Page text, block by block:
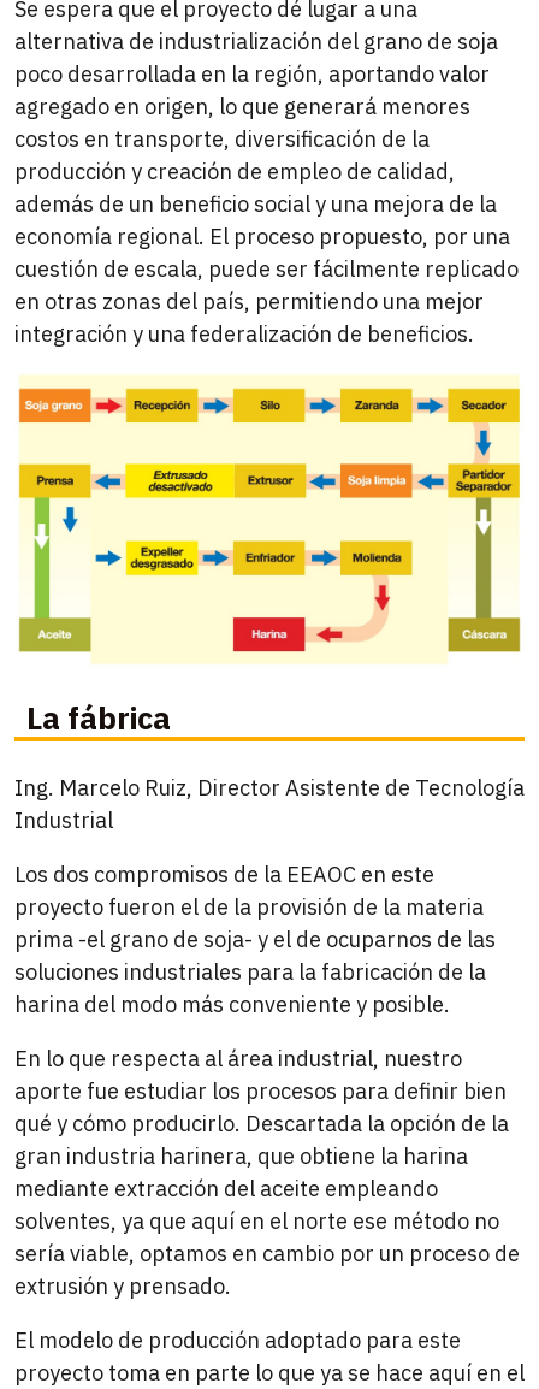
Se espera que el proyecto dé lugar a una
alternativa de industrialización del grano de soja
poco desarrollada en la región, aportando valor
agregado en origen, lo que generará menores
costos en transporte, diversificación de la
producción y creación de empleo de calidad,
además de un beneficio social y una mejora de la
economía regional. El proceso propuesto, por una
cuestión de escala, puede ser fácilmente replicado
en otras zonas del país, permitiendo una mejor
integración y una federalización de beneficios.
La fábrica
Ing. Marcelo Ruiz, Director Asistente de Tecnología
Industrial
Los dos compromisos de la EEAOC en este
proyecto fueron el de la provisión de la materia
prima -el grano de soja- y el de ocuparnos de las
soluciones industriales para la fabricación de la
harina del modo más conveniente y posible.
En lo que respecta al área industrial, nuestro
aporte fue estudiar los procesos para definir bien
qué y cómo producirlo. Descartada la opción de la
gran industria harinera, que obtiene la harina
mediante extracción del aceite empleando
solventes, ya que aquí en el norte ese método no
sería viable, optamos en cambio por un proceso de
extrusión y prensado.
El modelo de producción adoptado para este
proyecto toma en parte lo que ya se hace aquí en el